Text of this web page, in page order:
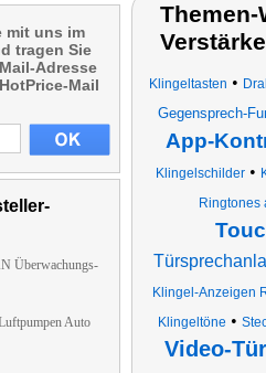
mit uns im
tragen Sie
Adresse
Mail
Überwachungs-
Auto
Klingeltasten •
Gegensprech-
App-
Klingelschilder •
Ringtones
Klingel-Anzeigen
Klingeltöne •
Video-